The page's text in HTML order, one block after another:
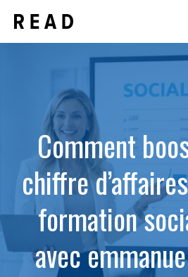
contenu
Comment
chiffre
formation
avec